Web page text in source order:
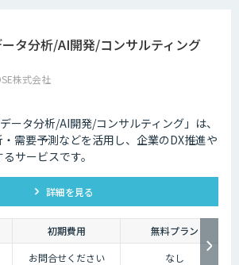
タ分析/AI開発/コンサルティング
株式会社
ータ分析/AI開発/コンサルティング」は、
需要予測などを活用し、企業のDX推進や
サービスです。
詳細を見る
初期費用
無料プラン
お問合せください なし